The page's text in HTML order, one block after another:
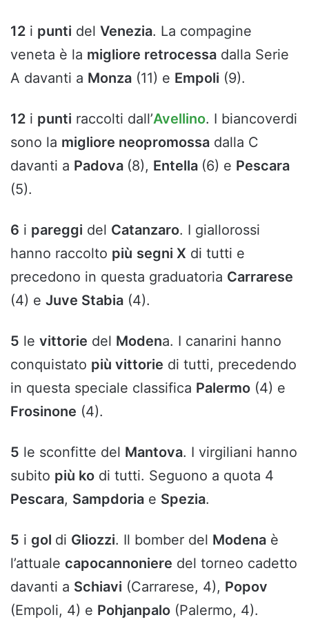
12 i punti del Venezia. La compagine
veneta è la migliore retrocessa dalla Serie
A davanti a Monza (11) e Empoli (9).
12 i punti raccolti dall’Avellino. I biancoverdi
sono la migliore neopromossa dalla C
davanti a Padova (8), Entella (6) e Pescara
(5).
6 i pareggi del Catanzaro. I giallorossi
hanno raccolto più segni X di tutti e
precedono in questa graduatoria Carrarese
(4) e Juve Stabia (4).
5 le vittorie del Modena. I canarini hanno
conquistato più vittorie di tutti, precedendo
in questa speciale classifica Palermo (4) e
Frosinone (4).
5 le sconfitte del Mantova. I virgiliani hanno
subito più ko di tutti. Seguono a quota 4
Pescara, Sampdoria e Spezia.
5 i gol di Gliozzi. Il bomber del Modena è
l’attuale capocannoniere del torneo cadetto
davanti a Schiavi (Carrarese, 4), Popov
(Empoli, 4) e Pohjanpalo (Palermo, 4).